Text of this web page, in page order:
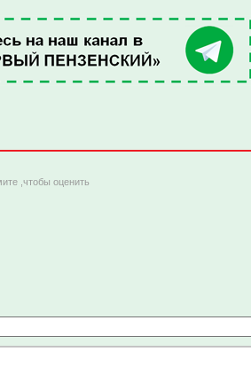
,чтобы оценить